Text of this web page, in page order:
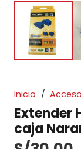
Inicio /
Extender
caja